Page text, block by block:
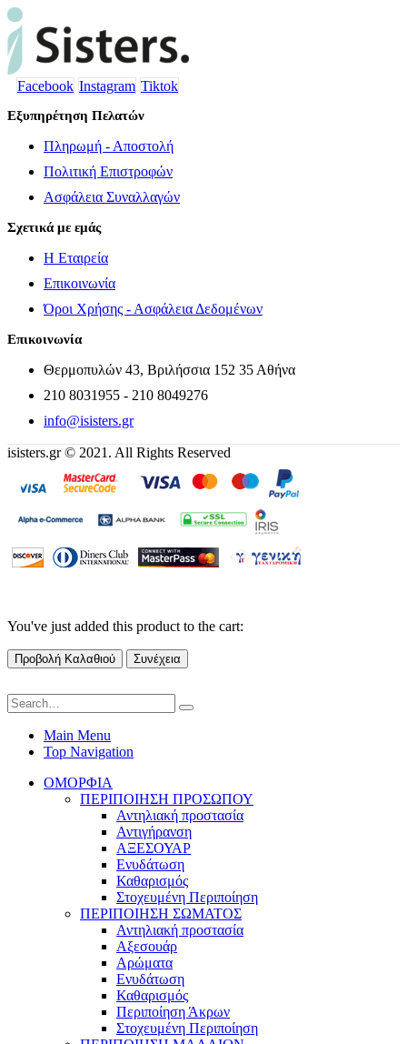
Facebook Instagram Tiktok
Εξυπηρέτηση Πελατών
Πληρωμή - Αποστολή
Πολιτική Επιστροφών
Ασφάλεια Συναλλαγών
Σχετικά με εμάς
Η Εταιρεία
Επικοινωνία
Όροι Χρήσης - Ασφάλεια Δεδομένων
Επικοινωνία
Θερμοπυλών 43, Βριλήσσια 152 35 Αθήνα
210 8031955 - 210 8049276
info@isisters.gr
isisters.gr © 2021. All Rights Reserved
You've just added this product to the cart:
Προβολή Καλαθιού Συνέχεια
Main Menu
Top Navigation
ΟΜΟΡΦΙΑ
ΠΕΡΙΠΟΙΗΣΗ ΠΡΟΣΩΠΟΥ
Αντηλιακή προστασία
Αντιγήρανση
ΑΞΕΣΟΥΑΡ
Ενυδάτωση
Καθαρισμός
Στοχευμένη Περιποίηση
ΠΕΡΙΠΟΙΗΣΗ ΣΩΜΑΤΟΣ
Αντηλιακή προστασία
Αξεσουάρ
Αρώματα
Ενυδάτωση
Καθαρισμός
Περιποίηση Άκρων
Στοχευμένη Περιποίηση